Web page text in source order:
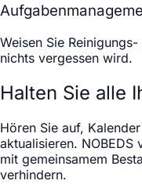
Weisen Sie
nichts vergessen wird.
Halten Sie alle
Hören Sie auf,
aktualisieren. NOBEDS
mit gemeinsamem
verhindern.